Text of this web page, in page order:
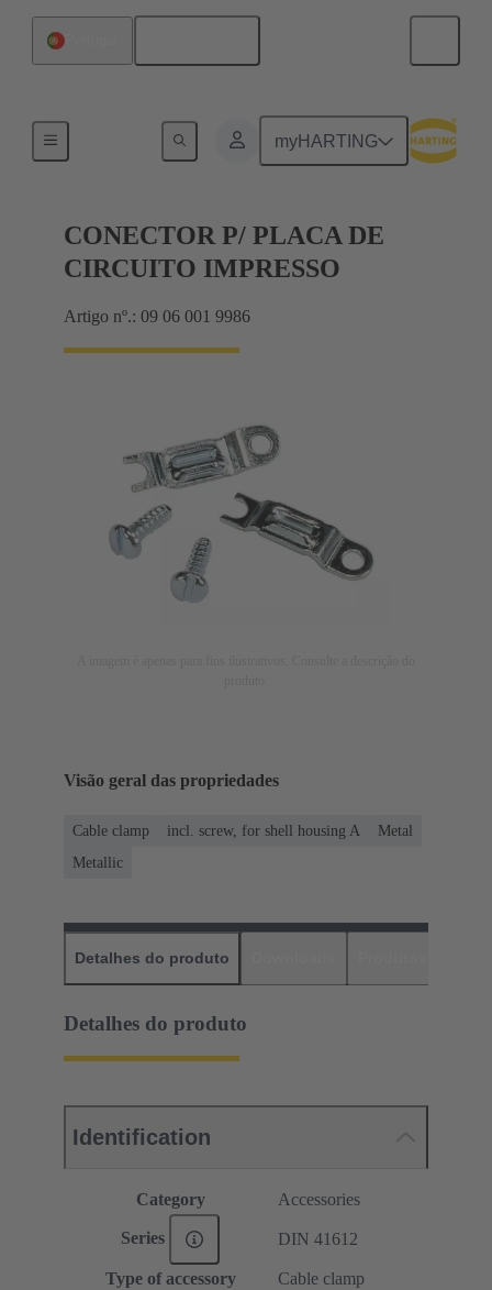
myHARTING
CONECTOR P/ PLACA DE
CIRCUITO IMPRESSO
Artigo nº.: 09 06 001 9986
Visão geral das propriedades
Cable clamp incl. screw, for shell housing A
Metal
Metallic
Detalhes do produto
Detalhes do produto
Identification
Category Accessories
Series DIN 41612
Type of accessory
Cable clamp